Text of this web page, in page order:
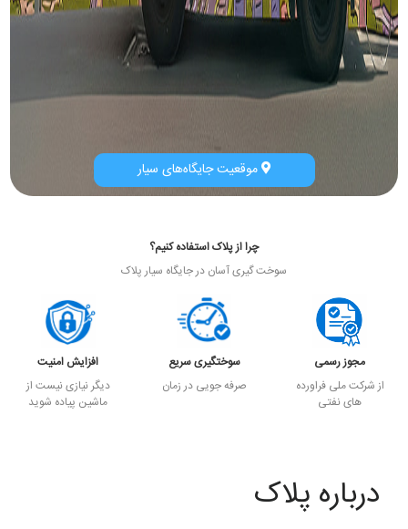
موقعیت جایگاه‌های سیار
چرا از پلاک استفاده کنیم؟
سوخت گیری آسان در جایگاه سیار پلاک
مجوز رسمی
از شرکت ملی فراورده
های نفتی
سوختگیری سریع
صرفه جویی در زمان
افزایش امنیت
دیگر نیازی نیست از
ماشین پیاده شوید
درباره پلاک